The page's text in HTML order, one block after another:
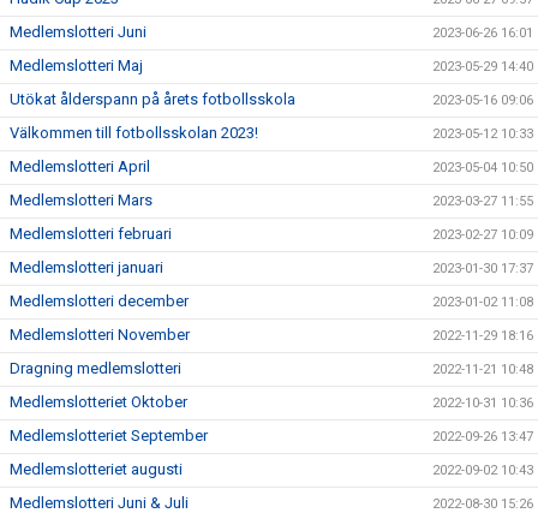
Medlemslotteri Juni 2023-06-26 16:01
Medlemslotteri Maj 2023-05-29 14:40
Utökat ålderspann på årets fotbollsskola 2023-05-16 09:06
Välkommen till fotbollsskolan 2023! 2023-05-12 10:33
Medlemslotteri April 2023-05-04 10:50
Medlemslotteri Mars 2023-03-27 11:55
Medlemslotteri februari 2023-02-27 10:09
Medlemslotteri januari 2023-01-30 17:37
Medlemslotteri december 2023-01-02 11:08
Medlemslotteri November 2022-11-29 18:16
Dragning medlemslotteri 2022-11-21 10:48
Medlemslotteriet Oktober 2022-10-31 10:36
Medlemslotteriet September 2022-09-26 13:47
Medlemslotteriet augusti 2022-09-02 10:43
Medlemslotteri Juni & Juli 2022-08-30 15:26